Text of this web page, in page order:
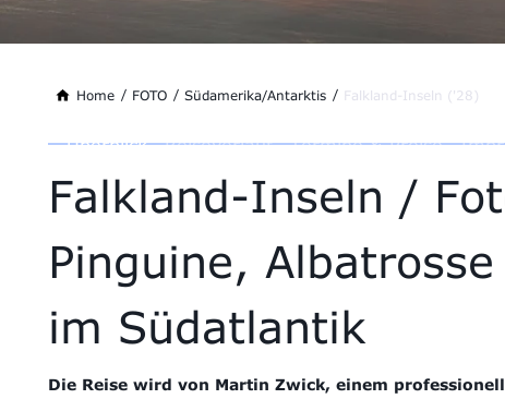
Home FOTO Südamerika/Antarktis Falkland-Inseln ('28)
Überblick Reiseverlauf Termine & Preise
Falkland-Inseln /
Pinguine,
im Südatlantik
Die Reise wird von Martin Zwick, einem